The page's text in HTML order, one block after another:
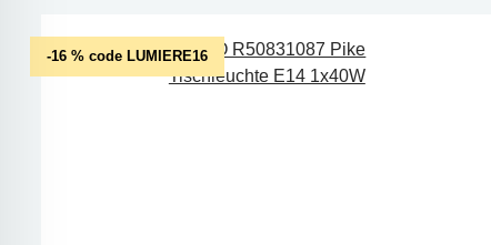
-16 % code LUMIERE16